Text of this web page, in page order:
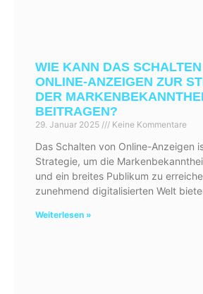
WIE KANN DAS
ONLINE-ANZEIGEN ZUR
DER
BEITRAGEN?
29. Januar 2025 Keine Kommentare
Das Schalten von Online-Anzeigen
Strategie, um die
und ein breites Publikum zu
zunehmend digitalisierten Welt
Weiterlesen »